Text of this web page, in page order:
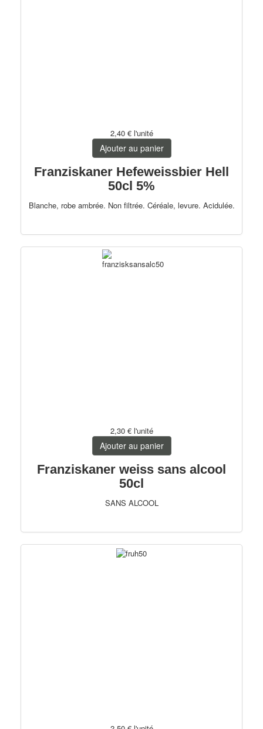
2,40 € l'unité
Ajouter au panier
Franziskaner Hefeweissbier Hell
50cl 5%
Blanche, robe ambrée. Non filtrée. Céréale, levure. Acidulée.
2,30 € l'unité
Ajouter au panier
Franziskaner weiss sans alcool
50cl
SANS ALCOOL